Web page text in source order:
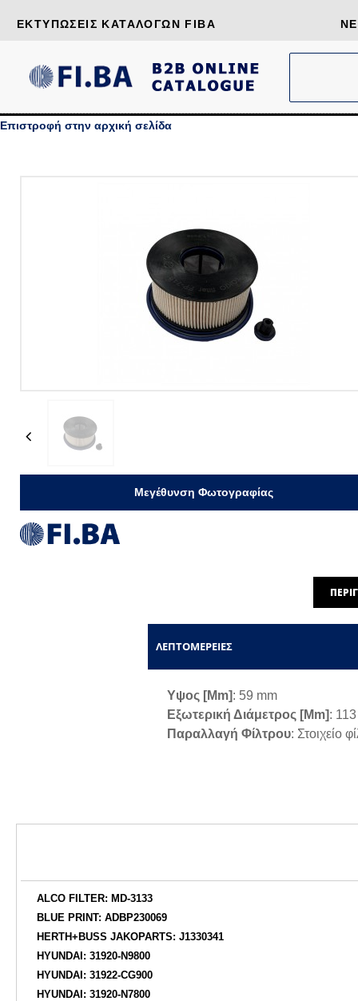
ΕΚΤΥΠΏΣΕΙΣ ΚΑΤΑΛΌΓΩΝ FIBA
Επιστροφή στην αρχική σελίδα
Previous
Μεγέθυνση Φωτογραφίας
ΛΕΠΤΟΜΈΡΕΙΕΣ
Υψος [mm]: 59 mm
Εξωτερική Διάμετρος [mm]:
Παραλλαγή Φίλτρου: Στοιχείο
ALCO FILTER: MD-3133
BLUE PRINT: ADBP230069
HERTH+BUSS JAKOPARTS: J1330341
HYUNDAI: 31920-N9800
HYUNDAI: 31922-CG900
HYUNDAI: 31920-N7800